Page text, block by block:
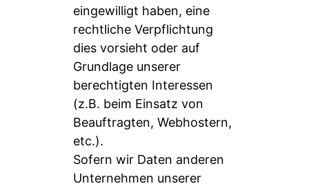
eingewilligt haben, eine
rechtliche Verpflichtung
dies vorsieht oder auf
Grundlage unserer
berechtigten Interessen
(z.B. beim Einsatz von
Beauftragten, Webhostern,
etc.).
Sofern wir Daten anderen
Unternehmen unserer